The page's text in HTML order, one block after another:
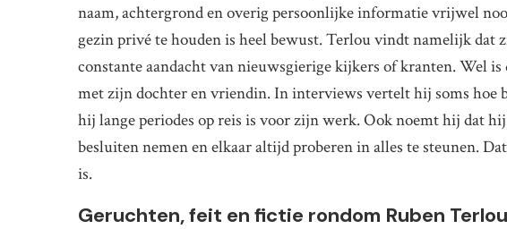
naam, achtergrond en overig persoonlijke informatie vrijwel
gezin privé te houden is heel bewust. Terlou vindt namelijk dat
constante aandacht van nieuwsgierige kijkers of kranten. Wel
met zijn dochter en vriendin. In interviews vertelt hij soms hoe
hij lange periodes op reis is voor zijn werk. Ook noemt hij dat
besluiten nemen en elkaar altijd proberen in alles te steunen.
is.
Geruchten, feit en fictie rondom Ruben